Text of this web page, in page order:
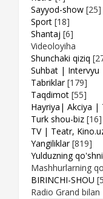
Sayyod-show [25]
Sport [18]
Shantaj [6]
Videoloyiha
Shunchaki qiziq
Suhbat | Intervyu
Tabriklar [179]
Taqdimot [55]
Hayriya| Akciya |
Turk shou-biz [16]
TV | Teatr,
Yangiliklar [819]
Yulduzning
Mashhurlarning
BIRINCHI-SHOU
Radio Grand bilan